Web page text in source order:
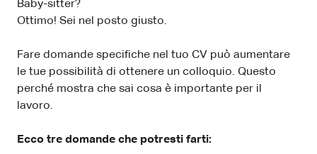
Baby-sitter?
Ottimo! Sei nel posto giusto.
Fare domande specifiche nel tuo CV può aumentare
le tue possibilità di ottenere un colloquio. Questo
perché mostra che sai cosa è importante per il
lavoro.
Ecco tre domande che potresti farti: